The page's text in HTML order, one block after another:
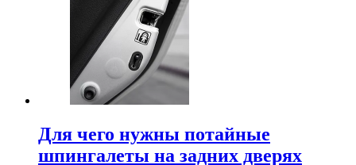
Для чего нужны потайные
шпингалеты на задних дверях